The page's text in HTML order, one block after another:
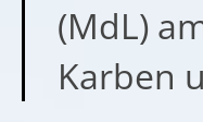
(MdL)
Karben